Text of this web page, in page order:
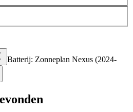
Batterij: Zonneplan Nexus (2024-